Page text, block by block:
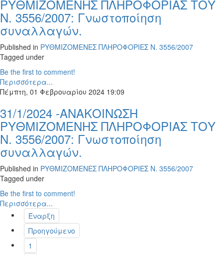
ΡΥΘΜΙΖΟΜΕΝΗΣ ΠΛΗΡΟΦΟΡΙΑΣ ΤΟΥ
Ν. 3556/2007: Γνωστοποίηση
συναλλαγών.
Published in ΡΥΘΜΙΖΟΜΕΝΕΣ ΠΛΗΡΟΦΟΡΙΕΣ Ν. 3556/2007
Tagged under
Be the first to comment!
Περισσότερα...
Πέμπτη, 01 Φεβρουαρίου 2024 19:09
31/1/2024 -ΑΝΑΚΟΙΝΩΣΗ
ΡΥΘΜΙΖΟΜΕΝΗΣ ΠΛΗΡΟΦΟΡΙΑΣ ΤΟΥ
Ν. 3556/2007: Γνωστοποίηση
συναλλαγών.
Published in ΡΥΘΜΙΖΟΜΕΝΕΣ ΠΛΗΡΟΦΟΡΙΕΣ Ν. 3556/2007
Tagged under
Be the first to comment!
Περισσότερα...
Έναρξη
Προηγούμενο
1